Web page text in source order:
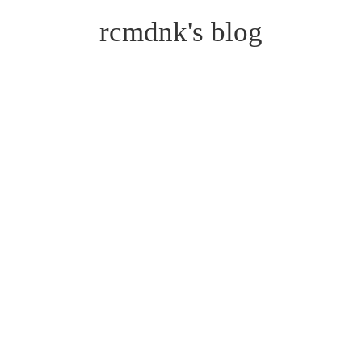
rcmdnk's blog